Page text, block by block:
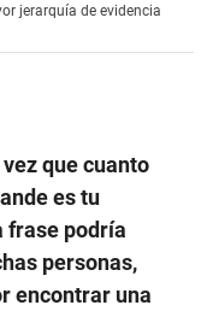
jerarquía de evidencia
que cuanto
es tu
frase podría
personas,
encontrar una